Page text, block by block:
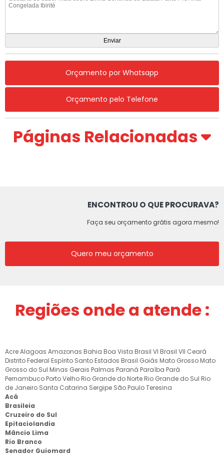
Orçamento por Whatsapp
Orçamento pelo Telefone
Páginas Relacionadas
ENCONTROU O QUE PROCURAVA?
Faça seu orçamento grátis agora mesmo!
Quero meu orçamento
Regiões onde a atende :
AcreAlagoas Amazonas Bahia Boa Vista Brasil VI Brasil VII Ceará
Distrito Federal Espírito Santo Estados Brasil Goiás Mato Grosso Mato
Grosso do Sul Minas Gerais Palmas Paraná Paraíba Pará
Pernambuco Porto Velho Rio Grande do Norte Rio Grande do Sul Rio
de Janeiro Santa Catarina Sergipe São PauloTeresina
Acá
Brasileia
Cruzeiro do Sul
Epitaciolandia
Mâncio Lima
Rio Branco
Senador Guiomard